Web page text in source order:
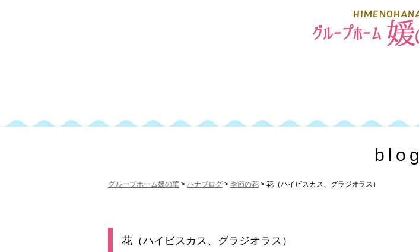
blog
グループホーム媛の華> ハナブログ> 季節の花> 花（ハイビスカス、グラジオラス）
花（ハイビスカス、グラジオラス）